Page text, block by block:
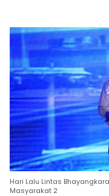
Hari Lalu Lintas
Masyarakat 2